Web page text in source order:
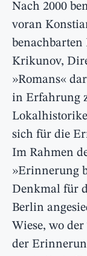
Nach 2000
voran
Krikunov,
»Romans«
in Erfahrung
sich für die
Im Rahmen
»Erinnerung
Denkmal für
Berlin
Wiese, wo
der